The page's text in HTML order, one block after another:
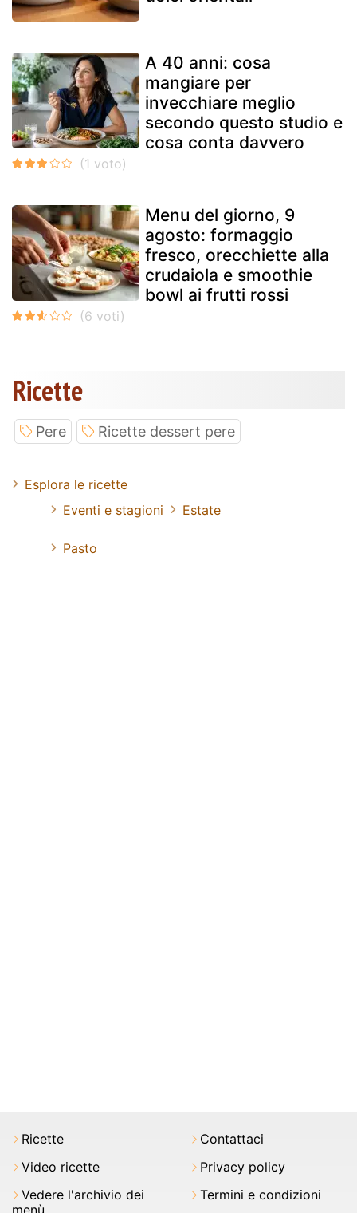
A 40 anni: cosa
mangiare per
invecchiare meglio
secondo questo studio e
cosa conta davvero
Menu del giorno, 9
agosto: formaggio
fresco, orecchiette alla
crudaiola e smoothie
bowl ai frutti rossi
Ricette
Pere Ricette dessert pere
Esplora le ricette
Eventi e stagioni
Estate
Pasto
Ricette
Video ricette
Vedere l'archivio dei
Contattaci
Privacy policy
Termini e condizioni